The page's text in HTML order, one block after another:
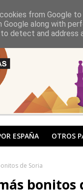
ESPAÑA OTROS
de Soria
bonitos
from Google
Google along with
detect and address